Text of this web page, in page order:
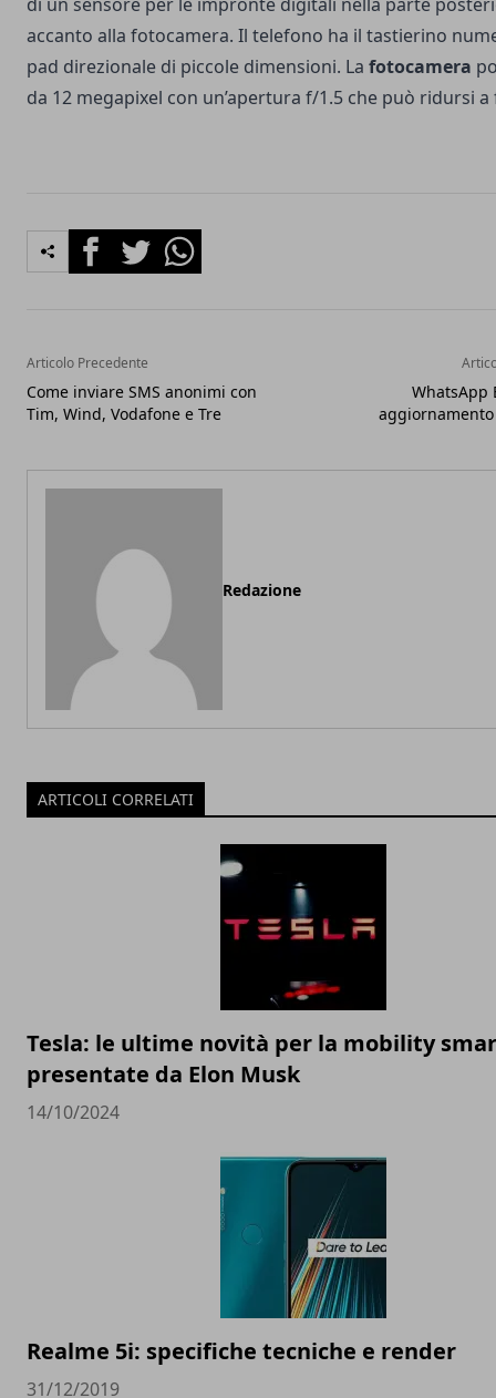
accanto alla fotocamera. Il telefono ha il tastierino
pad direzionale di piccole dimensioni. La fotocamera
da 12 megapixel con un’apertura f/1.5 che può ridursi a
FacebookTwitterWhatsapp
Articolo Precedente
Come inviare SMS anonimi con
Tim, Wind, Vodafone e Tre
WhatsApp
Redazione
ARTICOLI CORRELATI
Tesla: le ultime novità per la mobility
presentate da Elon Musk
14/10/2024
Realme 5i: specifiche tecniche e render
31/12/2019